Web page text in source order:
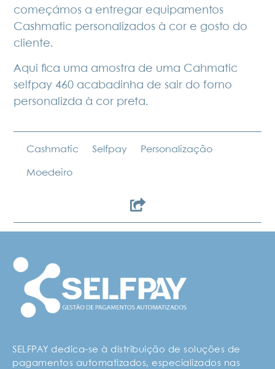
começámos a entregar equipamentos
Cashmatic personalizados à cor e gosto do
cliente.
Aqui fica uma amostra de uma Cahmatic
selfpay 460 acabadinha de sair do forno
personalizda à cor preta.
Cashmatic Selfpay Personalização
Moedeiro
SELFPAY dedica-se à distribuição de soluções de
pagamentos automatizados, especializados nas